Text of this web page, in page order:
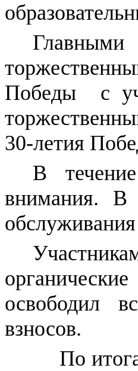
Победы с
30-летия
В
внимания. В
освободил
взносов.
По итогам